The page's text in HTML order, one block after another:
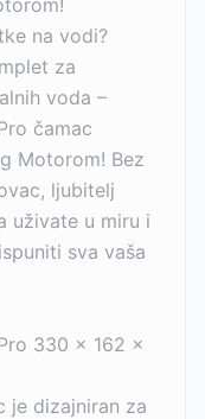
na vodi?
za
voda –
čamac
Motorom! Bez
ljubitelj
uživate u miru i
sva vaša
330 x 162 x
je dizajniran za